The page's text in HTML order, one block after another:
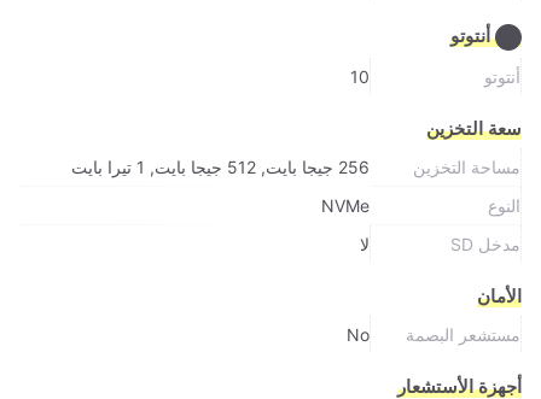
أنتوتو
أنتوتو 10
سعة التخزين
مساحة التخزين
256 جيجا بايت, 512 جيجا بايت, 1 تيرا بايت
النوع
NVMe
مدخل SD
لا
الأمان
مستشعر البصمة No
أجهزة الأستشعار